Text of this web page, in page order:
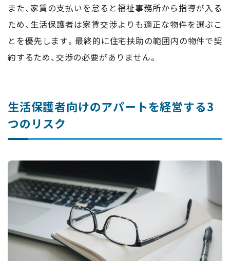
また、家賃の支払いを怠ると福祉事務所から指導が入る
ため、生活保護者は家賃交渉よりも適正な物件を選ぶこ
とを優先します。最終的に住宅扶助の範囲内の物件で契
約するため、交渉の必要がありません。
生活保護者向けのアパートを経営する3
つのリスク